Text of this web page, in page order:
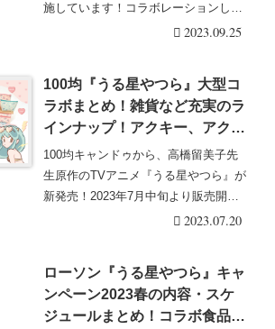
施しています！コラボレーションした
パッケージ・・・続きを読む2023.09.25
100均『うる星やつら』大型コ
ラボまとめ！雑貨など充実のラ
インナップ！アクキー、アクリ
ルマグネットはシークレット
も！2023年7/20頃~発売！種
類・口コミ！キャンドゥ、ダイ
ソー、セリア、ワッツも！
100均キャンドゥから、高橋留美子先
生原作のTVアニメ『うる星やつら』が
新発売！2023年7月中旬より販売開始
します。ラ・・・続きを読む2023.07.20
ローソン『うる星やつら』キャ
ンペーン2023春の内容・スケ
ジュールまとめ！コラボ食品・